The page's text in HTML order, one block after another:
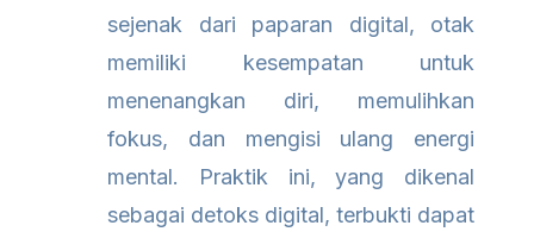
sejenak dari paparan digital, otak
memiliki kesempatan untuk
menenangkan diri, memulihkan
fokus, dan mengisi ulang energi
mental. Praktik ini, yang dikenal
sebagai detoks digital, terbukti dapat